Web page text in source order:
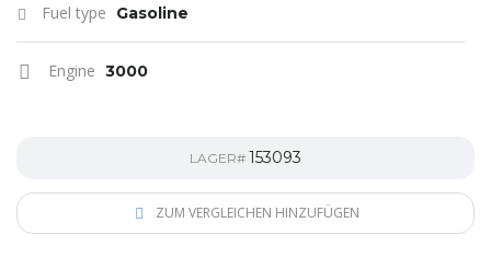
Fuel type Gasoline
Engine 3000
LAGER# 153093
ZUM VERGLEICHEN HINZUFÜGEN